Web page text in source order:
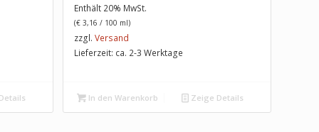
Enthält 20% MwSt.
(€3,16 / 100 ml)
zzgl. Versand
Lieferzeit: ca. 2-3 Werktage
In den Warenkorb Zeige Details